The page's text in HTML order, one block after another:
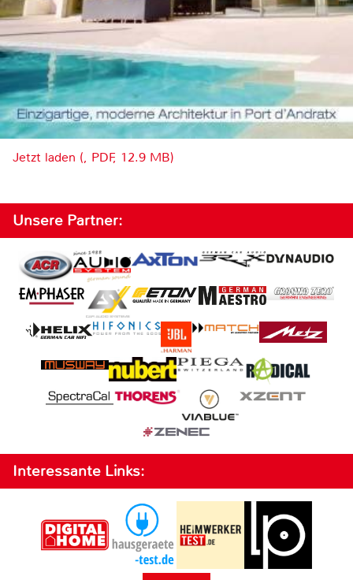
Jetzt laden (, PDF, 12.9 MB)
Unsere Partner:
Interessante Links: